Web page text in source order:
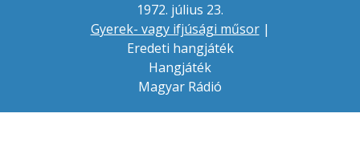
1972. július 23.
Gyerek- vagy ifjúsági műsor|
Eredeti hangjáték
Hangjáték
Magyar Rádió